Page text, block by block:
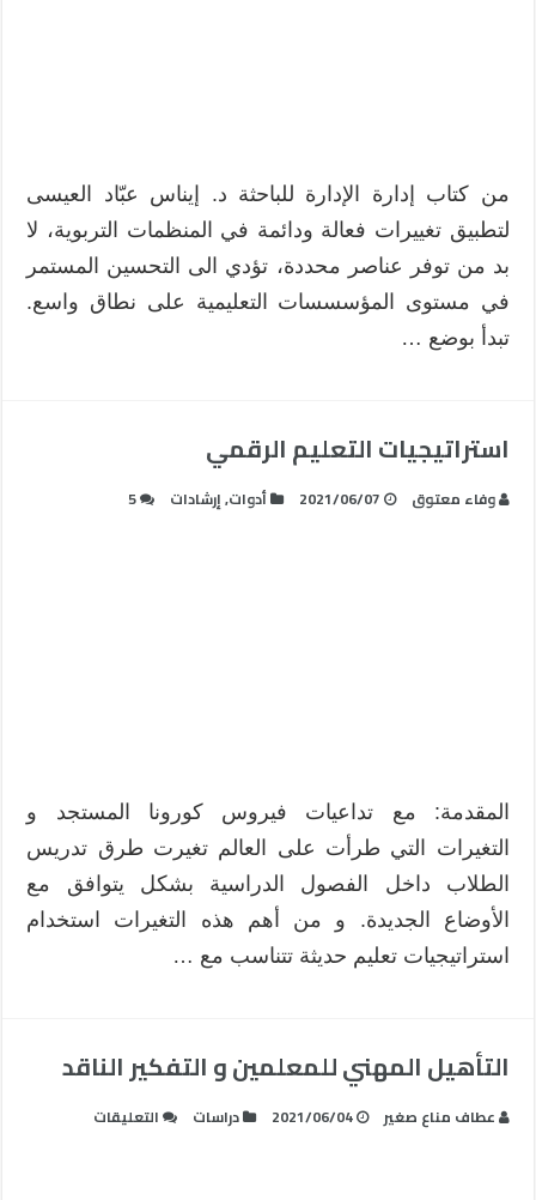
من كتاب إدارة الإدارة للباحثة د. إيناس عبّاد العيسى
لتطبيق تغييرات فعالة ودائمة في المنظمات التربوية، لا
بد من توفر عناصر محددة، تؤدي الى التحسين المستمر
في مستوى المؤسسسات التعليمية على نطاق واسع.
تبدأ بوضع …
استراتيجيات التعليم الرقمي
وفاء معتوق 2021/06/07 أدوات,إرشادات 5
المقدمة: مع تداعيات فيروس كورونا المستجد و
التغيرات التي طرأت على العالم تغيرت طرق تدريس
الطلاب داخل الفصول الدراسية بشكل يتوافق مع
الأوضاع الجديدة. و من أهم هذه التغيرات استخدام
استراتيجيات تعليم حديثة تتناسب مع …
التأهيل المهني للمعلمين و التفكير الناقد
عطاف مناع صغير 2021/06/04 دراسات التعليقات